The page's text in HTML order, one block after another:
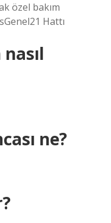
özel bakım
Hattı
ne?